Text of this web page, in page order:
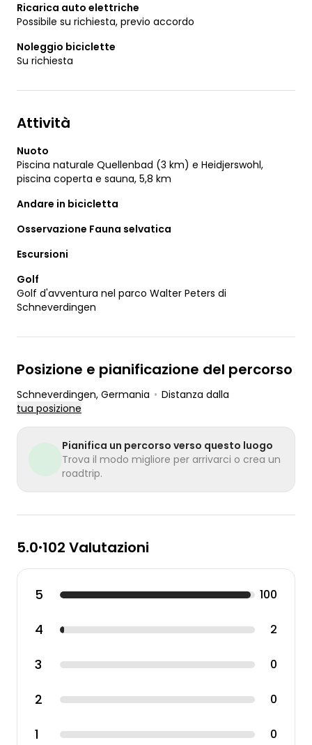
Ricarica auto elettriche
Possibile su richiesta, previo accordo
Noleggio biciclette
Su richiesta
Attività
Nuoto
Piscina naturale Quellenbad (3 km) e Heidjerswohl,
piscina coperta e sauna, 5,8 km
Andare in bicicletta
Osservazione Fauna selvatica
Escursioni
Golf
Golf d'avventura nel parco Walter Peters di
Schneverdingen
Posizione e pianificazione del percorso
Schneverdingen, Germania • Distanza dalla
tua posizione
Pianifica un percorso verso questo luogo
Trova il modo migliore per arrivarci o crea un
roadtrip.
5.0•102 Valutazioni
5 100
4 2
3 0
2 0
1 0